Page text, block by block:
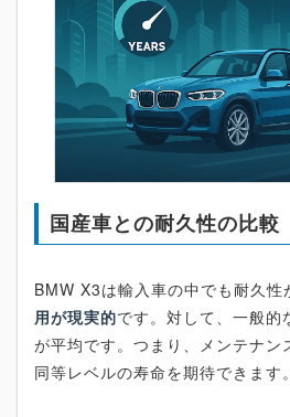
国産車との耐久性の比較
BMW X3は輸入車の中でも耐久性
用が現実的です。対して、一般
が平均です。つまり、メンテナン
同等レベルの寿命を期待できます。